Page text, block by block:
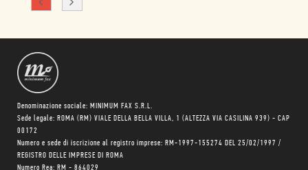
Denominazione sociale: MINIMUM FAX S.R.L.
Sede legale: ROMA (RM) VIALE DELLA BELLA VILLA, 1 (ALTEZZA VIA CASILINA 939) - CAP
00172
Numero e sede di iscrizione al registro imprese: RM-1997-155274 DEL 25/02/1997 /
REGISTRO DELLE IMPRESE DI ROMA
Numero Rea: RM - 864029